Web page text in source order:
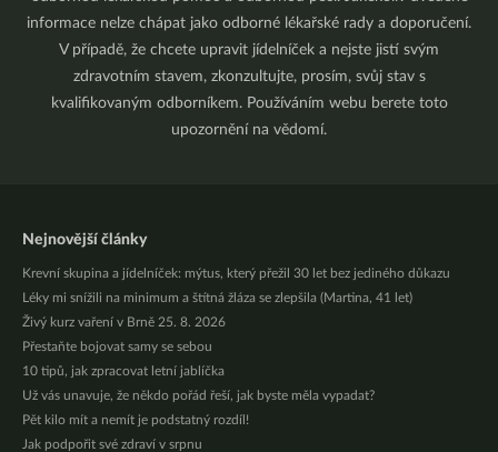
informace nelze chápat jako odborné lékařské rady a doporučení.
V případě, že chcete upravit jídelníček a nejste jistí svým
zdravotním stavem, zkonzultujte, prosím, svůj stav s
kvalifikovaným odborníkem. Používáním webu berete toto
upozornění na vědomí.
Nejnovější články
Krevní skupina a jídelníček: mýtus, který přežil 30 let bez jediného důkazu
Léky mi snížili na minimum a štítná žláza se zlepšila (Martina, 41 let)
Živý kurz vaření v Brně 25. 8. 2026
Přestaňte bojovat samy se sebou
10 tipů, jak zpracovat letní jablíčka
Už vás unavuje, že někdo pořád řeší, jak byste měla vypadat?
Pět kilo mít a nemít je podstatný rozdíl!
Jak podpořit své zdraví v srpnu